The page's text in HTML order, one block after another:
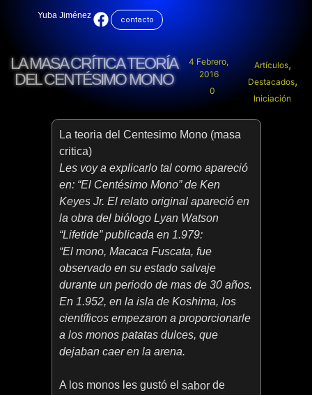
Yuba Jiménez contacto
LA MASA CRÍTICA TEORÍA
DEL CENTÉSIMO MONO
4 Febrero,
2016
0
Artículos,
Destacados,
Iniciación
La teoria del Centesimo Mono (masa
critica)
Les voy a explicarlo tal como apareció
en: “El Centésimo Mono” de Ken
Keyes Jr. El relato original apareció en
la obra del biólogo Lyan Watson
“Lifetide” publicada en 1.979:
“El mono, Macaca Fuscata, fue
observado en su estado salvaje
durante un periodo de mas de 30 años.
En 1.952, en la isla de Koshima, los
científicos empezaron a proporcionarle
a los monos patatas dulces, que
dejaban caer en la arena.
A los monos les gustó el saborde